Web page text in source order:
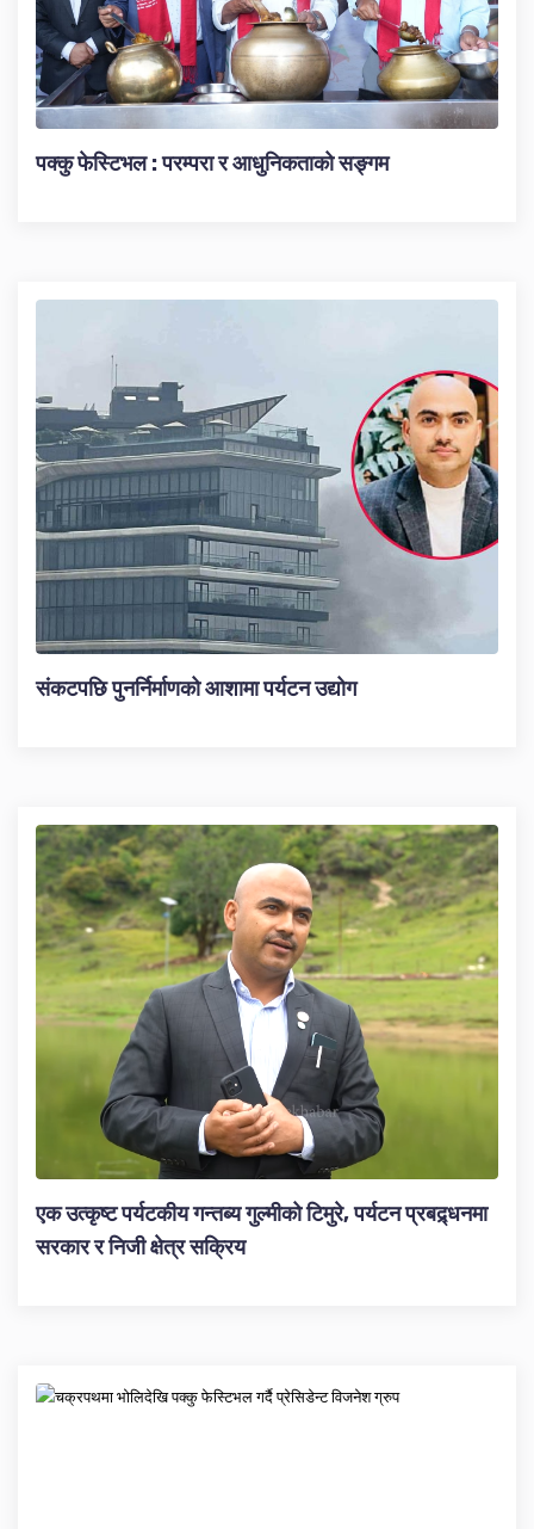
पक्कु फेस्टिभल : परम्परा र आधुनिकताको सङ्गम
संकटपछि पुनर्निर्माणको आशामा पर्यटन उद्योग
एक उत्कृष्ट पर्यटकीय गन्तब्य गुल्मीको टिमुरे, पर्यटन प्रबद्र्धनमा
सरकार र निजी क्षेत्र सक्रिय